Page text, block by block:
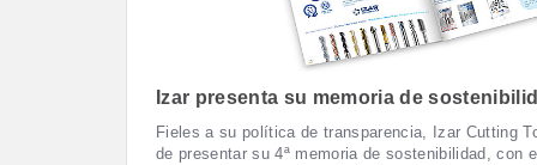
Izar presenta su memoria de
Fieles a su política de transparencia, Izar Cutting
de presentar su 4ª memoria de sostenibilidad, con